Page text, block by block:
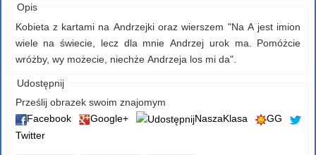
Opis
Kobieta z kartami na Andrzejki oraz wierszem "Na A jest imion
wiele na świecie, lecz dla mnie Andrzej urok ma. Pomóżcie
wróżby, wy możecie, niechże Andrzeja los mi da".
Udostępnij
Prześlij obrazek swoim znajomym
Facebook
Google+ NaszaKlasa
GG
Twitter